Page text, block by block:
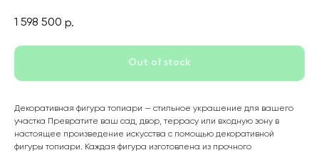
1 598 500 р.
Out of stock
Декоративная фигура топиари — стильное украшение для вашего
участка Превратите ваш сад, двор, террасу или входную зону в
настоящее произведение искусства с помощью декоративной
фигуры топиари. Каждая фигура изготовлена из прочного